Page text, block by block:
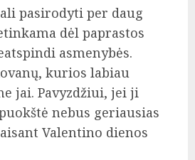
pasirodyti per daug
dėl paprastos
asmenybės.
kurios labiau
jai. Pavyzdžiui, jei ji
nebus geriausias
Valentino dienos